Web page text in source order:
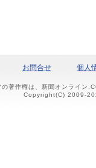
お問合せ 個人
著作権は、新聞オンライン
Copyright(C) 2009-